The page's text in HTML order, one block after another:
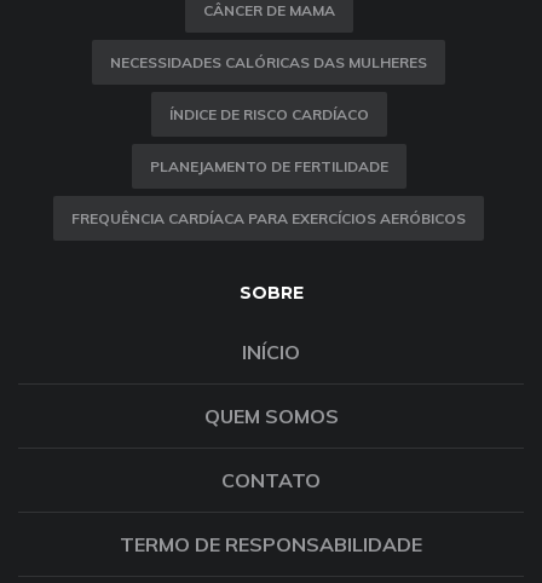
CÂNCER DE MAMA
NECESSIDADES CALÓRICAS DAS MULHERES
ÍNDICE DE RISCO CARDÍACO
PLANEJAMENTO DE FERTILIDADE
FREQUÊNCIA CARDÍACA PARA EXERCÍCIOS AERÓBICOS
SOBRE
INÍCIO
QUEM SOMOS
CONTATO
TERMO DE RESPONSABILIDADE